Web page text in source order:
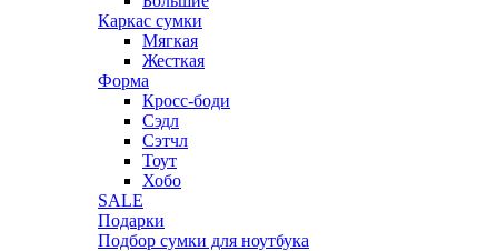
Каркас сумки
Мягкая
Жесткая
Форма
Кросс-боди
Сэдл
Сэтчл
Тоут
Хобо
SALE
Подарки
Подбор сумки для ноутбука